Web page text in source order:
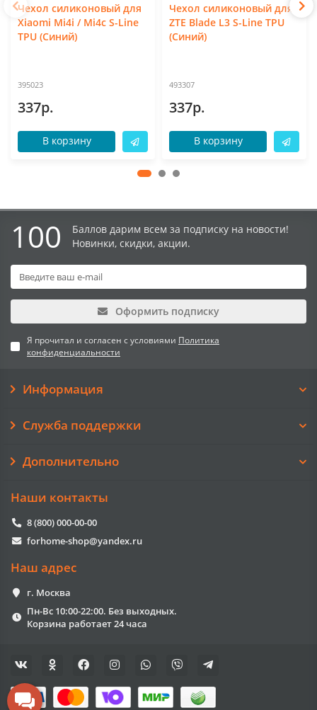
Чехол силиконовый для
Xiaomi Mi4i / Mi4c S-Line
TPU (Синий)
395023
337р.
В корзину
Чехол силиконовый для
ZTE Blade L3 S-Line TPU
(Синий)
493307
337р.
В корзину
100
Баллов дарим всем за подписку на новости!
Новинки, скидки, акции.
Оформить подписку
Я прочитал и согласен с условиями Политика
конфиденциальности
Информация
Служба поддержки
Дополнительно
Наши контакты
8 (800) 000-00-00
forhome-shop@yandex.ru
Наш адрес
г. Москва
Пн-Вс 10:00-22:00. Без выходных.
Корзина работает 24 часа